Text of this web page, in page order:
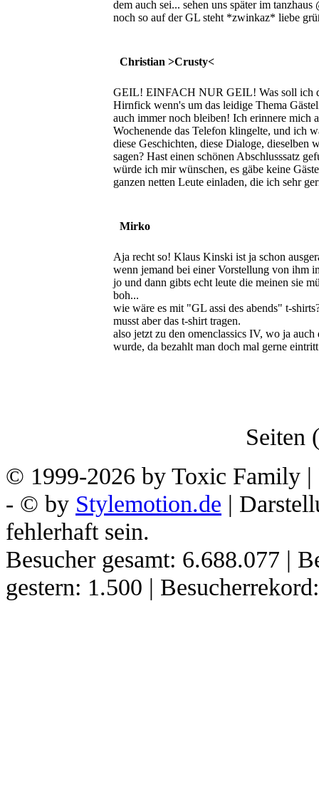
dem auch sei... sehen uns später im
noch so auf der GL steht *zwinkaz* liebe
Christian >Crusty<
GEIL! EINFACH NUR GEIL! Was soll ich
Hirnfick wenn's um das leidige Thema
auch immer noch bleiben! Ich erinnere mich
Wochenende das Telefon klingelte, und ich
diese Geschichten, diese Dialoge, dieselben
sagen? Hast einen schönen Abschlusssatz
würde ich mir wünschen, es gäbe keine
ganzen netten Leute einladen, die ich sehr
Mirko
Aja recht so! Klaus Kinski ist ja schon
wenn jemand bei einer Vorstellung von ihm
jo und dann gibts echt leute die meinen sie
boh...
wie wäre es mit "GL assi des abends" t-
musst aber das t-shirt tragen.
also jetzt zu den omenclassics IV, wo ja
wurde, da bezahlt man doch mal gerne
Seiten
© 1999-2026 by Toxic Family |
- © by Stylemotion.de |
fehlerhaft sein.
Besucher gesamt: 6.688.077 |
gestern: 1.500 |